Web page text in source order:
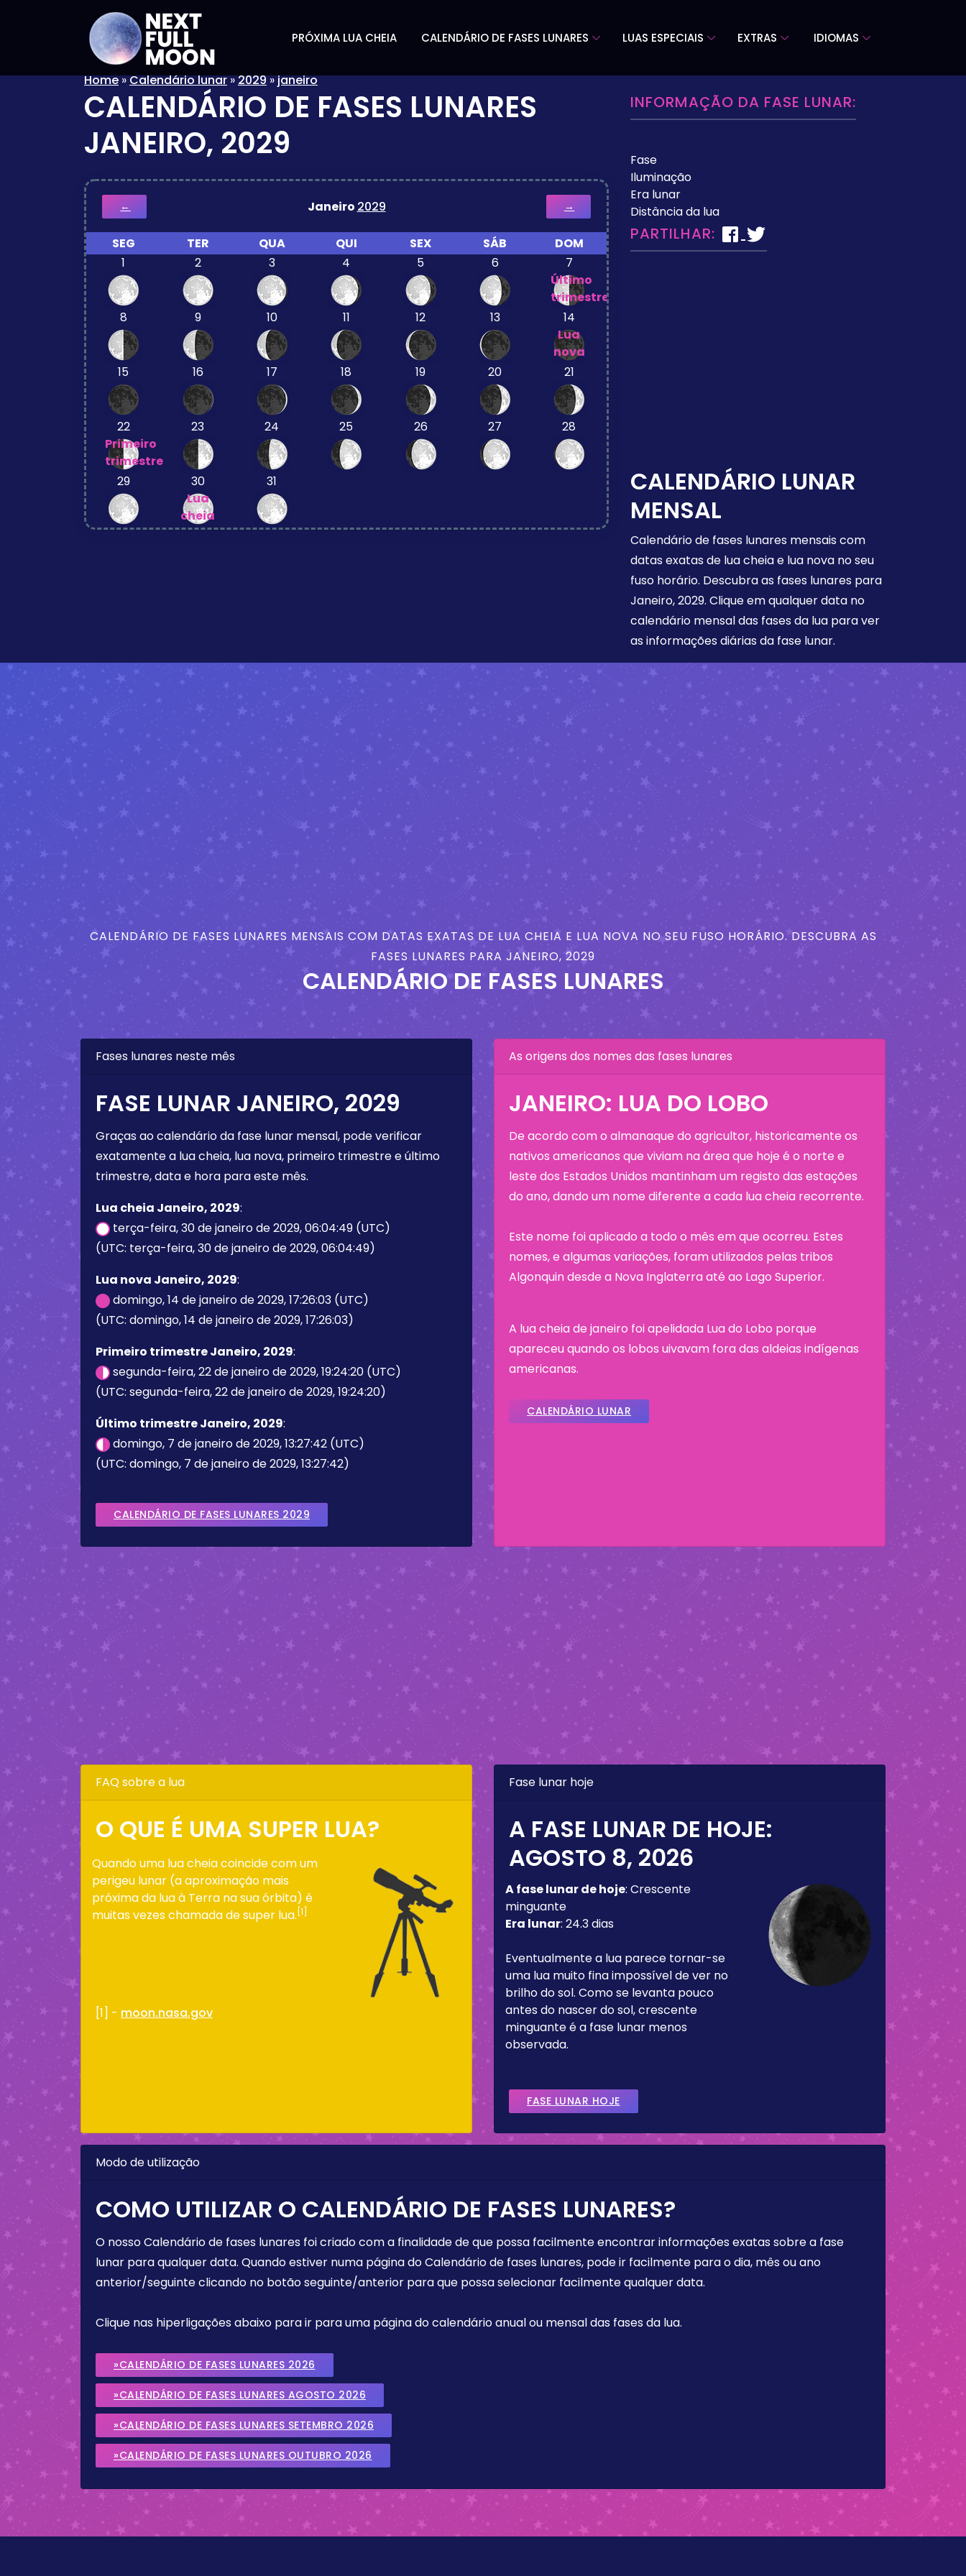
PRÓXIMA LUA CHEIA CALENDÁRIO DE FASES LUNARES LUAS ESPECIAIS EXTRAS IDIOMAS
Home»Calendário lunar»2029»janeiro
CALENDÁRIO DE FASES LUNARES
JANEIRO, 2029
← Janeiro 2029 →
SEG TER QUA QUI SEX SÁB
DOM
1
2 3 4 5 6
7
Último
trimestre
8
9 10 11 12 13
14
Lua
nova
15
16 17 18 19 20 21
22
Primeiro
trimestre
23 24 25 26 27 28
29
30
Lua
cheia
31
INFORMAÇÃO DA FASE LUNAR:
Fase
Iluminação
Era lunar
Distância da lua
PARTILHAR:
CALENDÁRIO LUNAR
MENSAL
Calendário de fases lunares mensais com
datas exatas de lua cheia e lua nova no seu
fuso horário. Descubra as fases lunares para
Janeiro, 2029. Clique em qualquer data no
calendário mensal das fases da lua para ver
as informações diárias da fase lunar.
CALENDÁRIO DE FASES LUNARES MENSAIS COM DATAS EXATAS DE LUA CHEIA E LUA NOVA NO SEU FUSO HORÁRIO. DESCUBRA AS
FASES LUNARES PARA JANEIRO, 2029
CALENDÁRIO DE FASES LUNARES
Fases lunares neste mês
FASE LUNAR JANEIRO, 2029
Graças ao calendário da fase lunar mensal, pode verificar
exatamente a lua cheia, lua nova, primeiro trimestre e último
trimestre, data e hora para este mês.
Lua cheia Janeiro, 2029:
terça-feira, 30 de janeiro de 2029, 06:04:49 (UTC)
(UTC: terça-feira, 30 de janeiro de 2029, 06:04:49)
Lua nova Janeiro, 2029:
domingo, 14 de janeiro de 2029, 17:26:03 (UTC)
(UTC: domingo, 14 de janeiro de 2029, 17:26:03)
Primeiro trimestre Janeiro, 2029:
segunda-feira, 22 de janeiro de 2029, 19:24:20 (UTC)
(UTC: segunda-feira, 22 de janeiro de 2029, 19:24:20)
Último trimestre Janeiro, 2029:
domingo, 7 de janeiro de 2029, 13:27:42 (UTC)
(UTC: domingo, 7 de janeiro de 2029, 13:27:42)
CALENDÁRIO DE FASES LUNARES 2029
As origens dos nomes das fases lunares
JANEIRO: LUA DO LOBO
De acordo com o almanaque do agricultor, historicamente os
nativos americanos que viviam na área que hoje é o norte e
leste dos Estados Unidos mantinham um registo das estações
do ano, dando um nome diferente a cada lua cheia recorrente.
Este nome foi aplicado a todo o mês em que ocorreu. Estes
nomes, e algumas variações, foram utilizados pelas tribos
Algonquin desde a Nova Inglaterra até ao Lago Superior.
A lua cheia de janeiro foi apelidada Lua do Lobo porque
apareceu quando os lobos uivavam fora das aldeias indígenas
americanas.
CALENDÁRIO LUNAR
FAQ sobre a lua
O QUE É UMA SUPER LUA?
Quando uma lua cheia coincide com um
perigeu lunar (a aproximação mais
próxima da lua à Terra na sua órbita) é
muitas vezes chamada de super lua. [1]
[1] - moon.nasa.gov
Fase lunar hoje
A FASE LUNAR DE HOJE:
AGOSTO 8, 2026
A fase lunar de hoje: Crescente
minguante
Era lunar: 24.3 dias
Eventualmente a lua parece tornar-se
uma lua muito fina impossível de ver no
brilho do sol. Como se levanta pouco
antes do nascer do sol, crescente
minguante é a fase lunar menos
observada.
FASE LUNAR HOJE
Modo de utilização
COMO UTILIZAR O CALENDÁRIO DE FASES LUNARES?
O nosso Calendário de fases lunares foi criado com a finalidade de que possa facilmente encontrar informações exatas sobre a fase
lunar para qualquer data. Quando estiver numa página do Calendário de fases lunares, pode ir facilmente para o dia, mês ou ano
anterior/seguinte clicando no botão seguinte/anterior para que possa selecionar facilmente qualquer data.
Clique nas hiperligações abaixo para ir para uma página do calendário anual ou mensal das fases da lua.
»CALENDÁRIO DE FASES LUNARES 2026
»CALENDÁRIO DE FASES LUNARES AGOSTO 2026
»CALENDÁRIO DE FASES LUNARES SETEMBRO 2026
»CALENDÁRIO DE FASES LUNARES OUTUBRO 2026